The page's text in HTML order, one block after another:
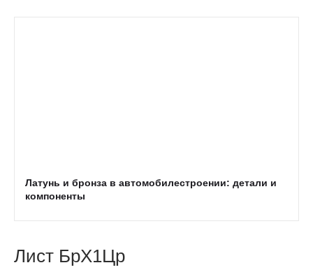
Латунь и бронза в автомобилестроении: детали и
компоненты
Лист БрХ1Цр